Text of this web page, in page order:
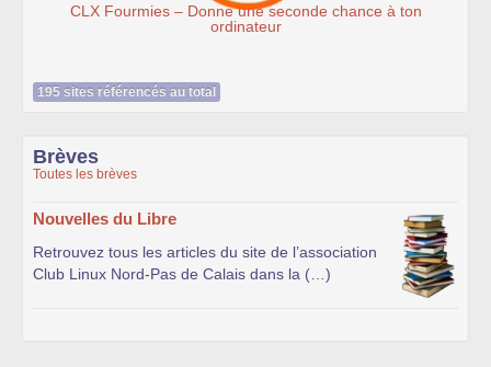
– Donne une seconde chance à ton
195 sites référencés au total
Brèves
Toutes les brèves
Nouvelles du Libre
Retrouvez tous les articles du site de l’association
Club Linux Nord-Pas de Calais dans la (…)